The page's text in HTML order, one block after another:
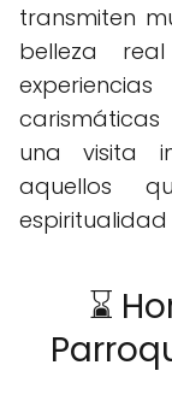
transmiten
belleza
una visita
aquellos
espiritualidad
⌛